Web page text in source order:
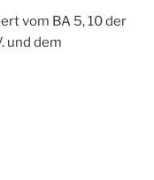
vom BA 5, 10 der
und dem